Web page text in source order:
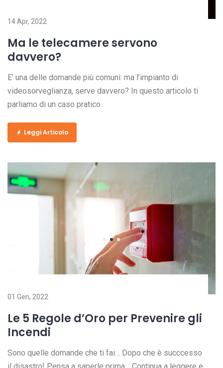
14 Apr, 2022
Ma le telecamere servono
davvero?
E’ una delle domande più comuni: ma l’impianto di
videosorveglianza, serve davvero? In questo articolo ti
parliamo di un caso pratico.
Leggi Articolo
01 Gen, 2022
Le 5 Regole d’Oro per Prevenire gli
Incendi
Sono quelle domande che ti fai… Dopo che è succcesso